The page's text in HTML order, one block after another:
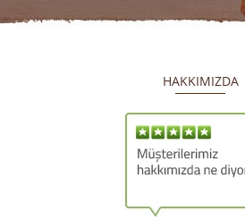
HAKKIMIZDA